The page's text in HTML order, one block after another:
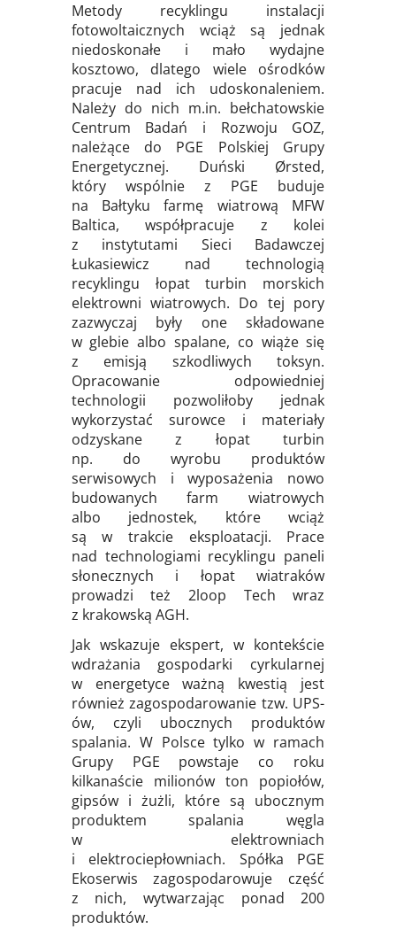
Metody recyklingu instalacji
fotowoltaicznych wciąż są jednak
niedoskonałe i mało wydajne
kosztowo, dlatego wiele ośrodków
pracuje nad ich udoskonaleniem.
Należy do nich m.in. bełchatowskie
Centrum Badań i Rozwoju GOZ,
należące do PGE Polskiej Grupy
Energetycznej. Duński Ørsted,
który wspólnie z PGE buduje
na Bałtyku farmę wiatrową MFW
Baltica, współpracuje z kolei
z instytutami Sieci Badawczej
Łukasiewicz nad technologią
recyklingu łopat turbin morskich
elektrowni wiatrowych. Do tej pory
zazwyczaj były one składowane
w glebie albo spalane, co wiąże się
z emisją szkodliwych toksyn.
Opracowanie odpowiedniej
technologii pozwoliłoby jednak
wykorzystać surowce i materiały
odzyskane z łopat turbin
np. do wyrobu produktów
serwisowych i wyposażenia nowo
budowanych farm wiatrowych
albo jednostek, które wciąż
są w trakcie eksploatacji. Prace
nad technologiami recyklingu paneli
słonecznych i łopat wiatraków
prowadzi też 2loop Tech wraz
z krakowską AGH.
Jak wskazuje ekspert, w kontekście
wdrażania gospodarki cyrkularnej
w energetyce ważną kwestią jest
również zagospodarowanie tzw. UPS-
ów, czyli ubocznych produktów
spalania. W Polsce tylko w ramach
Grupy PGE powstaje co roku
kilkanaście milionów ton popiołów,
gipsów i żużli, które są ubocznym
produktem spalania węgla
w elektrowniach
i elektrociepłowniach. Spółka PGE
Ekoserwis zagospodarowuje część
z nich, wytwarzając ponad 200
produktów.